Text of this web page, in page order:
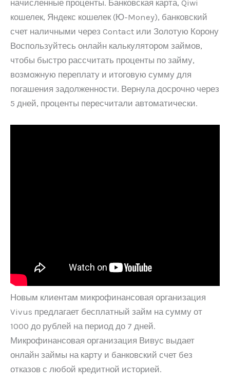
начисленные проценты. Банковская карта, Qiwi
кошелек, Яндекс кошелек (Ю-Money), банковский
счет наличными через Contact или Золотую Корону
Воспользуйтесь онлайн калькулятором займов,
чтобы быстро рассчитать проценты по займу,
возможную переплату и итоговую сумму для
погашения задолженности. Вернула досрочно через
5 дней, проценты пересчитали автоматически.
Новым клиентам микрофинансовая организация
Vivus предлагает бесплатный займ на сумму от
1000 до рублей на период до 7 дней.
Микрофинансовая организация Вивус выдает
онлайн займы на карту и банковский счет без
отказов с любой кредитной историей.